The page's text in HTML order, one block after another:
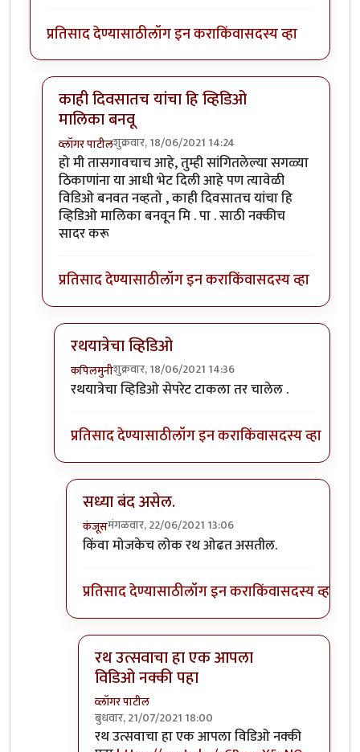
प्रतिसाद देण्यासाठीलॉग इन कराकिंवासदस्य व्हा
काही दिवसातच यांचा हि व्हिडिओ
मालिका बनवू
व्लॉगर पाटीलशुक्रवार, 18/06/2021 14:24
In reply toताकारी स्टेशनजवळ सोमेश्वर अभयारण्य.
हो मी तासगावचाच आहे, तुम्ही सांगितलेल्या सगळ्या
ठिकाणांना या आधी भेट दिली आहे पण त्यावेळी
विडिओ बनवत नव्हतो , काही दिवसातच यांचा हि
व्हिडिओ मालिका बनवून मि . पा . साठी नक्कीच
सादर करू
प्रतिसाद देण्यासाठीलॉग इन कराकिंवासदस्य व्हा
रथयात्रेचा व्हिडिओ
कपिलमुनीशुक्रवार, 18/06/2021 14:36
In reply toकाही दिवसातच यांचा हि व्हिडिओ मालिका
रथयात्रेचा व्हिडिओ सेपरेट टाकला तर चालेल .
प्रतिसाद देण्यासाठीलॉग इन कराकिंवासदस्य व्हा
सध्या बंद असेल.
कंजूसमंगळवार, 22/06/2021 13:06
In reply toरथयात्रेचा व्हिडिओbyकपिलमुनी
किंवा मोजकेच लोक रथ ओढत असतील.
प्रतिसाद देण्यासाठीलॉग इन कराकिंवासदस्य व्हा
रथ उत्सवाचा हा एक आपला
विडिओ नक्की पहा
व्लॉगर पाटील
बुधवार, 21/07/2021 18:00
In reply toसध्या बंद असेल.byकंजूस
रथ उत्सवाचा हा एक आपला विडिओ नक्की